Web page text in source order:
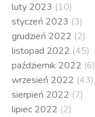
luty 2023 (10)
styczeń 2023 (3)
grudzień 2022 (2)
listopad 2022 (45)
październik 2022 (6)
wrzesień 2022 (43)
sierpień 2022 (7)
lipiec 2022 (2)